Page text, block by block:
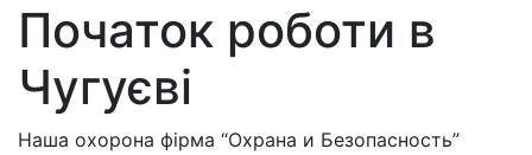
Початок роботи в
Чугуєві
Наша охорона фірма “Охрана и Безопасность”